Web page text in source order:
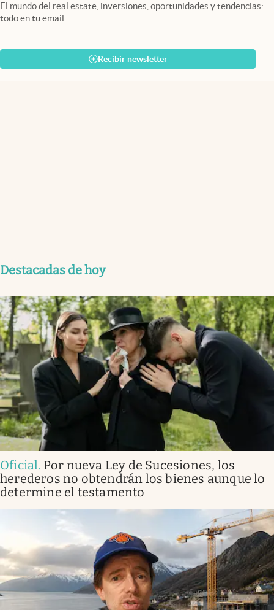
El mundo del real estate, inversiones, oportunidades y tendencias:
todo en tu email.
Recibir newsletter
Destacadas de hoy
Oficial. Por nueva Ley de Sucesiones, los
herederos no obtendrán los bienes aunque lo
determine el testamento